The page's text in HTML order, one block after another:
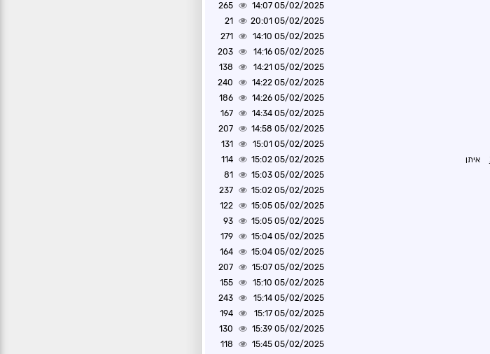
05/02/2025 14:07
265
05/02/2025 20:01
21
05/02/2025 14:10
271
05/02/2025 14:16
203
05/02/2025 14:21
138
05/02/2025 14:22
240
05/02/2025 14:26
186
05/02/2025 14:34
167
05/02/2025 14:58
207
05/02/2025 15:01
131
איתן 05/02/2025 15:02
114
05/02/2025 15:03
81
05/02/2025 15:02
237
05/02/2025 15:05
122
05/02/2025 15:05
93
05/02/2025 15:04
179
05/02/2025 15:04
164
05/02/2025 15:07
207
05/02/2025 15:10
155
05/02/2025 15:14
243
05/02/2025 15:17
194
05/02/2025 15:39
130
05/02/2025 15:45
118